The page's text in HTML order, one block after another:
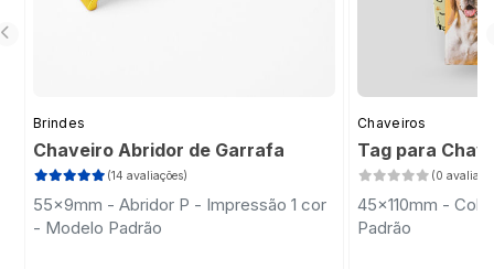
Brindes
Chaveiro Abridor de Garrafa
(14 avaliações)
55x9mm - Abridor P - Impressão 1 cor
- Modelo Padrão
Chaveiros
Tag para
(0
45x110mm -
Padrão